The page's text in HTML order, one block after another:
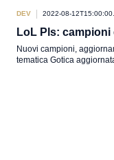
DEV 2022-08-
LoL Pls: campioni
Nuovi campioni,
tematica Gotica